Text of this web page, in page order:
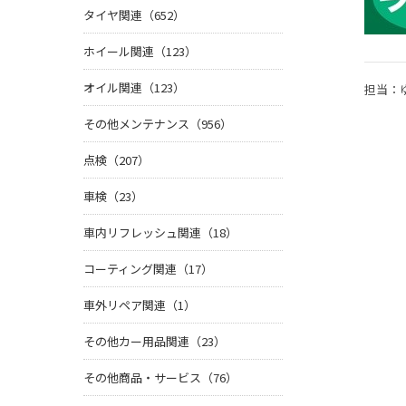
担当：
タイヤ関連（652）
ホイール関連（123）
オイル関連（123）
その他メンテナンス（956）
点検（207）
車検（23）
車内リフレッシュ関連（18）
コーティング関連（17）
車外リペア関連（1）
その他カー用品関連（23）
その他商品・サービス（76）